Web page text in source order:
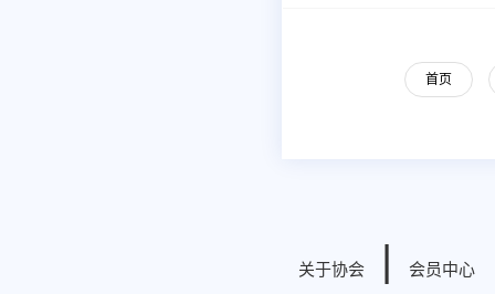
首页
关于协会 | 会员中心